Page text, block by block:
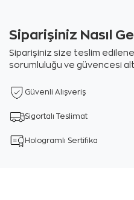
Siparişiniz Nasıl
Siparişiniz size teslim
sorumluluğu ve güvencesi
Güvenli Alışveriş
Sigortalı Teslimat
Hologramlı Sertifika